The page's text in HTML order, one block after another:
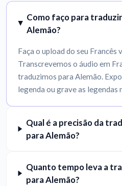
Como faço para
Alemão?
Faça o upload do seu Francês
Transcrevemos o áudio em
traduzimos para Alemão.
legenda ou grave as legendas
Qual é a precisão da
para Alemão?
Quanto tempo leva a
para Alemão?